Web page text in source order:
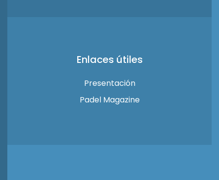
Enlaces útiles
Presentación
Padel Magazine